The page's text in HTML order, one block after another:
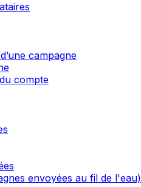
campagne
compte
envoyées au fil de l'eau)